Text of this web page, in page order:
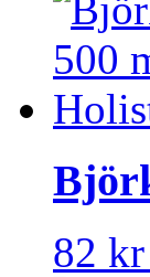
82 kr